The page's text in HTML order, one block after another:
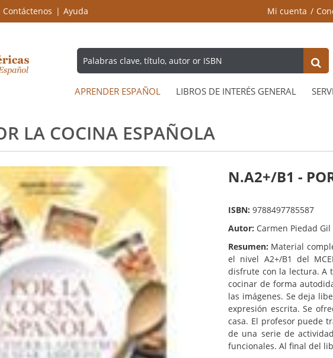
Contáctenos Ayuda Mi cuenta
APRENDER ESPAÑOL LIBROS DE INTERÉS GENERAL
LA COCINA ESPAÑOLA
N.A2+/B1 -
ISBN: 9788497785587
Autor: Carmen Piedad
Resumen: Material
el nivel A2+/B1 del
disfrute con la lectura. A
cocinar de forma
las imágenes. Se deja
expresión escrita. Se
casa. El profesor puede
de una serie de
funcionales. Al final del